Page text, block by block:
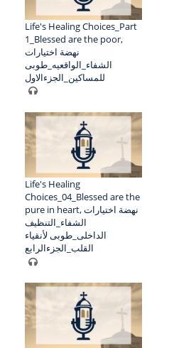
Life's Healing Choices_Part
1_Blessed are the poor,
نهضة اختيارات
الشفاء_الواقعيه_طوبى
للمساكين_الجزءالاول
Life's Healing
Choices_04_Blessed are the
pure in heart, نهضة اختيارات
الشفاء_التنظيف
الداخلى_طوبى لأنقياء
القلب_الجزءالرابع